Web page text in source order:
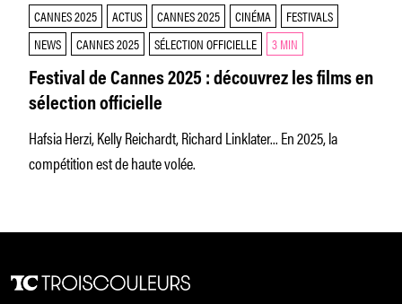
CANNES 2025 ACTUS CANNES 2025 CINÉMA
FESTIVALS
NEWS
CANNES 2025 SÉLECTION OFFICIELLE 3 MIN
Festival de Cannes 2025 : découvrez les films en
sélection officielle
Hafsia Herzi, Kelly Reichardt, Richard Linklater... En 2025, la
compétition est de haute volée.